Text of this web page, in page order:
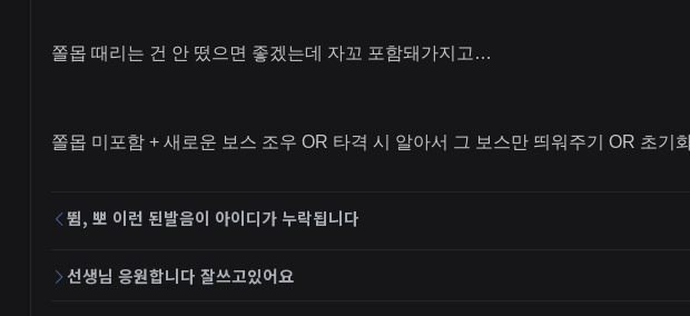
쫄몹 때리는 건 안 떴으면 좋겠는데 자꼬 포함돼가지고…
쫄몹 미포함 + 새로운 보스 조우 OR 타격 시 알아서 그 보스만 띄워주기 OR 초기
뜀, 뽀 이런 된발음이 아이디가 누락됩니다
선생님 응원합니다 잘쓰고있어요